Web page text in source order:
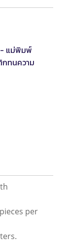
แม่พิมพ์
ทนความ
per